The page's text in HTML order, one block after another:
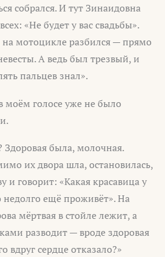
собрался. И тут Зинаидовна
«Не будет у вас свадьбы».
мотоцикле разбился — прямо
А ведь был трезвый, и
пальцев знал».
моём голосе уже не было
Здоровая была, молочная.
их двора шла, остановилась,
и говорит: «Какая красавица у
недолго ещё проживёт». На
мёртвая в стойле лежит, а
разводит — вроде здоровая
вдруг сердце отказало?»